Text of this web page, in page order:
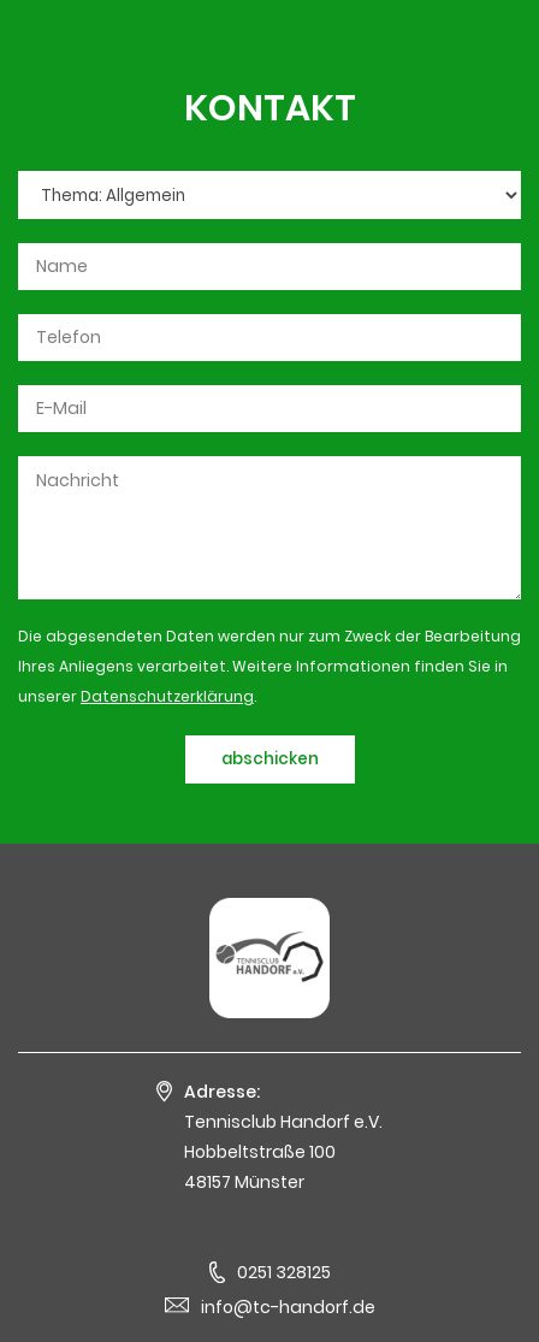
KONTAKT
Die abgesendeten Daten werden nur zum Zweck der Bearbeitung
Ihres Anliegens verarbeitet. Weitere Informationen finden Sie in
unsererDatenschutzerklärung.
abschicken
Adresse:
Tennisclub Handorf e.V.
Hobbeltstraße 100
48157 Münster
0251 328125
info@tc-handorf.de